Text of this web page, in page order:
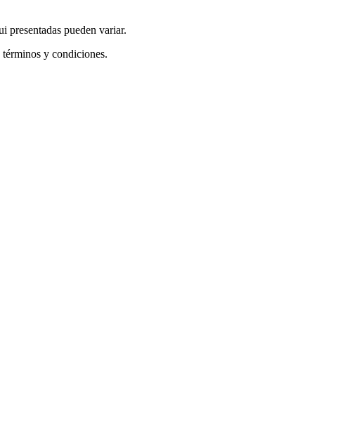
presentadas pueden variar.
y condiciones.